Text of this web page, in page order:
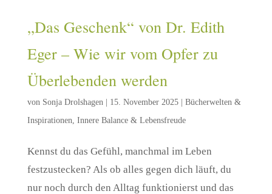
„Das Geschenk“ von Dr. Edith
Eger – Wie wir vom Opfer zu
Überlebenden werden
von Sonja Drolshagen 15. November 2025| Bücherwelten &
Inspirationen Innere Balance & Lebensfreude
Kennst du das Gefühl, manchmal im Leben
festzustecken? Als ob alles gegen dich läuft, du
nur noch durch den Alltag funktionierst und das